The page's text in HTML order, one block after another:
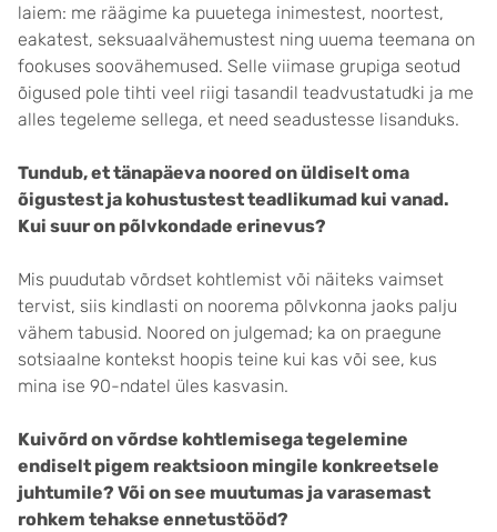
laiem: me räägime ka puuetega inimestest, noortest,
eakatest, seksuaalvähemustest ning uuema teemana on
fookuses soovähemused. Selle viimase grupiga seotud
õigused pole tihti veel riigi tasandil teadvustatudki ja me
alles tegeleme sellega, et need seadustesse lisanduks.
Tundub, et tänapäeva noored on üldiselt oma
õigustest ja kohustustest teadlikumad kui vanad.
Kui suur on põlvkondade erinevus?
Mis puudutab võrdset kohtlemist või näiteks vaimset
tervist, siis kindlasti on noorema põlvkonna jaoks palju
vähem tabusid. Noored on julgemad; ka on praegune
sotsiaalne kontekst hoopis teine kui kas või see, kus
mina ise 90-ndatel üles kasvasin.
Kuivõrd on võrdse kohtlemisega tegelemine
endiselt pigem reaktsioon mingile konkreetsele
juhtumile? Või on see muutumas ja varasemast
rohkem tehakse ennetustööd?